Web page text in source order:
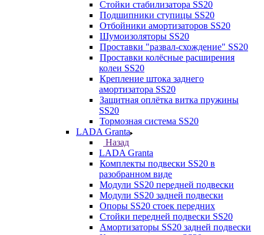
Стойки стабилизатора SS20
Подшипники ступицы SS20
Отбойники амортизаторов SS20
Шумоизоляторы SS20
Проставки "развал-схождение" SS20
Проставки колёсные расширения
колеи SS20
Крепление штока заднего
амортизатора SS20
Защитная оплётка витка пружины
SS20
Тормозная система SS20
LADA Granta
Назад
LADA Granta
Комплекты подвески SS20 в
разобранном виде
Модули SS20 передней подвески
Модули SS20 задней подвески
Опоры SS20 стоек передних
Стойки передней подвески SS20
Амортизаторы SS20 задней подвески